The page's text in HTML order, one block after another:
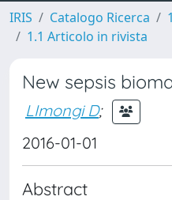
IRIS Catalogo Ricerca
1.1 Articolo in rivista
New sepsis
LImongi D;
2016-01-01
Abstract